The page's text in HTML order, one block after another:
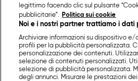
legittimo facendo clic sul pulsante
pubblicitarie”.
Politica sui cookie
Noi e i nostri partner trattiamo i dati
Archiviare informazioni su dispositivo
profili per la pubblicità personalizzata.
personalizzazione dei contenuti.
selezione di contenuti personalizzati.
selezione di pubblicità personalizzata.
degli annunci. Misurare le prestazioni